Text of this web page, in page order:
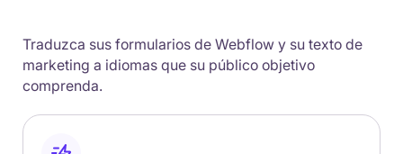
Traduzca sus formularios de Webflow y su texto de
marketing a idiomas que su público objetivo
comprenda.